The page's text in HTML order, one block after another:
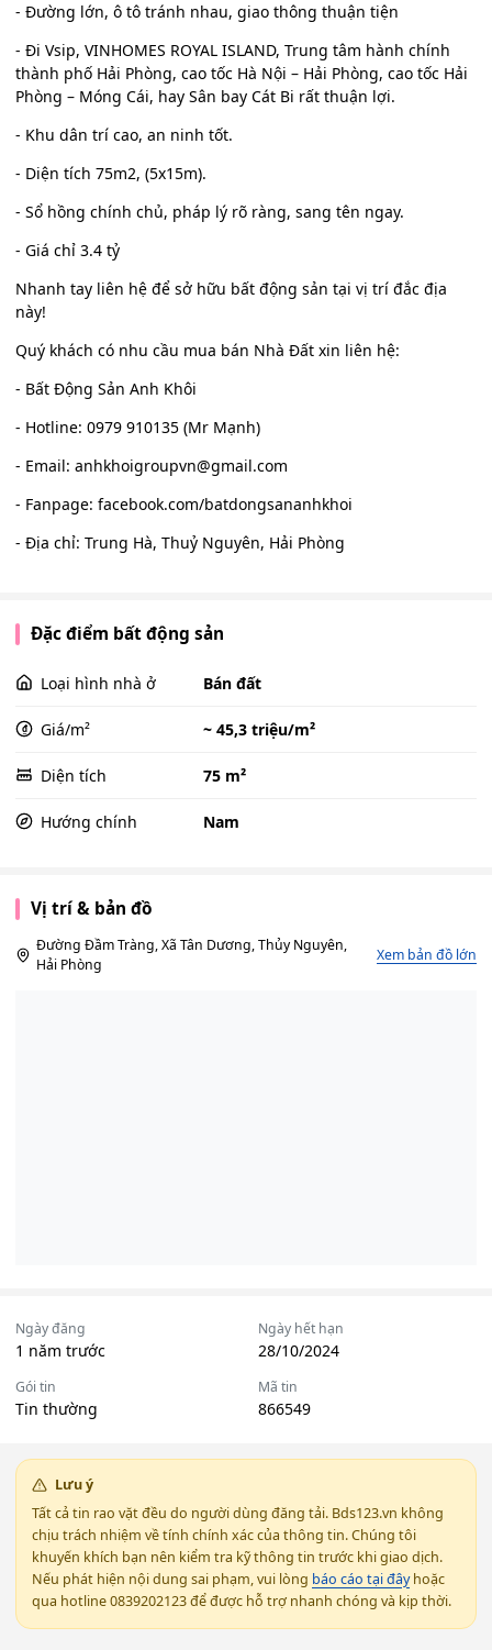
- Đường lớn, ô tô tránh nhau, giao thông thuận tiện
- Đi Vsip, VINHOMES ROYAL ISLAND, Trung tâm hành chính
thành phố Hải Phòng, cao tốc Hà Nội – Hải Phòng, cao tốc Hải
Phòng – Móng Cái, hay Sân bay Cát Bi rất thuận lợi.
- Khu dân trí cao, an ninh tốt.
- Diện tích 75m2, (5x15m).
- Sổ hồng chính chủ, pháp lý rõ ràng, sang tên ngay.
- Giá chỉ 3.4 tỷ
Nhanh tay liên hệ để sở hữu bất động sản tại vị trí đắc địa
này!
Quý khách có nhu cầu mua bán Nhà Đất xin liên hệ:
- Bất Động Sản Anh Khôi
- Hotline: 0979 910135 (Mr Mạnh)
- Email: anhkhoigroupvn@gmail.com
- Fanpage: facebook.com/batdongsananhkhoi
- Địa chỉ: Trung Hà, Thuỷ Nguyên, Hải Phòng
Đặc điểm bất động sản
Loại hình nhà ở Bán đất
Giá/m² ~ 45,3 triệu/m²
Diện tích 75 m²
Hướng chính Nam
Vị trí & bản đồ
Đường Đầm Tràng, Xã Tân Dương, Thủy Nguyên,
Hải Phòng
Xem bản đồ lớn
Ngày đăng
1 năm trước
Ngày hết hạn
28/10/2024
Gói tin
Tin thường
Mã tin
866549
Lưu ý
Tất cả tin rao vặt đều do người dùng đăng tải. Bds123.vn không
chịu trách nhiệm về tính chính xác của thông tin. Chúng tôi
khuyến khích bạn nên kiểm tra kỹ thông tin trước khi giao dịch.
Nếu phát hiện nội dung sai phạm, vui lòng báo cáo tại đâyhoặc
qua hotline 0839202123 để được hỗ trợ nhanh chóng và kịp thời.